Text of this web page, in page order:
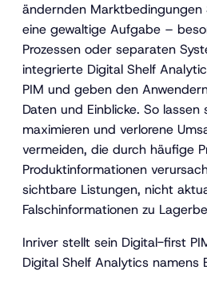
ändernden
eine gewaltige Aufgabe –
Prozessen oder separaten
integrierte Digital Shelf
PIM und geben den
Daten und Einblicke. So lassen
maximieren und verlorene
vermeiden, die durch häufige
Produktinformationen
sichtbare Listungen, nicht
Falschinformationen zu
Inriver stellt sein Digital-first
Digital Shelf Analytics namens